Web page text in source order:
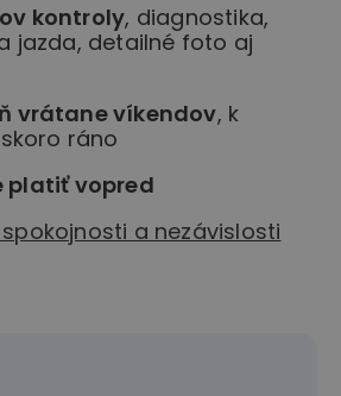
kontroly, diagnostika,
jazda, detailné foto aj
vrátane víkendov, k
ráno
platiť vopred
a nezávislosti